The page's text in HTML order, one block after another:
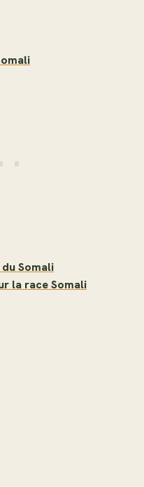
Somali
la race Somali